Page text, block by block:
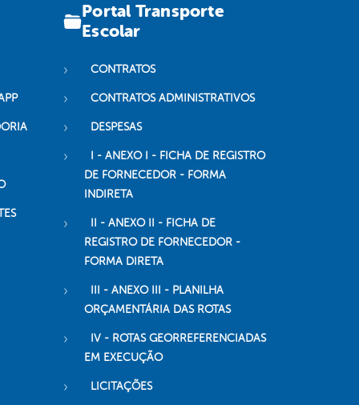
Portal Transporte
Escolar
CONTRATOS
CONTRATOS ADMINISTRATIVOS
DESPESAS
I - ANEXO I - FICHA DE REGISTRO
DE FORNECEDOR - FORMA
INDIRETA
II - ANEXO II - FICHA DE
REGISTRO DE FORNECEDOR -
FORMA DIRETA
III - ANEXO III - PLANILHA
ORÇAMENTÁRIA DAS ROTAS
IV - ROTAS GEORREFERENCIADAS
EM EXECUÇÃO
LICITAÇÕES